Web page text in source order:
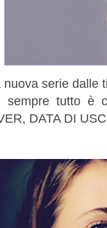
nuova serie dalle
sempre tutto è
DATA DI